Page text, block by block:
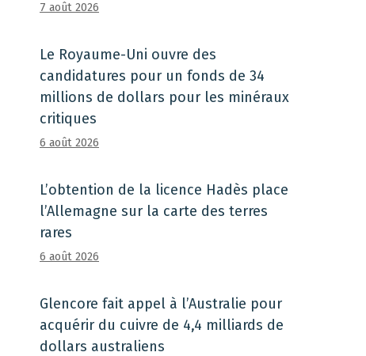
7 août 2026
Le Royaume-Uni ouvre des
candidatures pour un fonds de 34
millions de dollars pour les minéraux
critiques
6 août 2026
L’obtention de la licence Hadès place
l’Allemagne sur la carte des terres
rares
6 août 2026
Glencore fait appel à l’Australie pour
acquérir du cuivre de 4,4 milliards de
dollars australiens